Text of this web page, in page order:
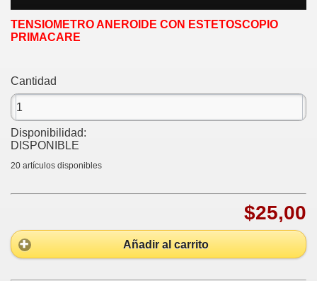
TENSIOMETRO ANEROIDE CON ESTETOSCOPIO
PRIMACARE
Cantidad
Disponibilidad:
DISPONIBLE
20 artículos disponibles
$25,00
Añadir al carrito